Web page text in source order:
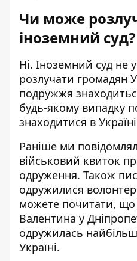
Чи може
іноземний суд?
Ні. Іноземний суд не
розлучати громадян
подружжя
будь-якому випадку
знаходитися в
Раніше ми
військовий квиток
одруження. Також
одружилися
можете почитати, що
Валентина у
одружилась
Україні.